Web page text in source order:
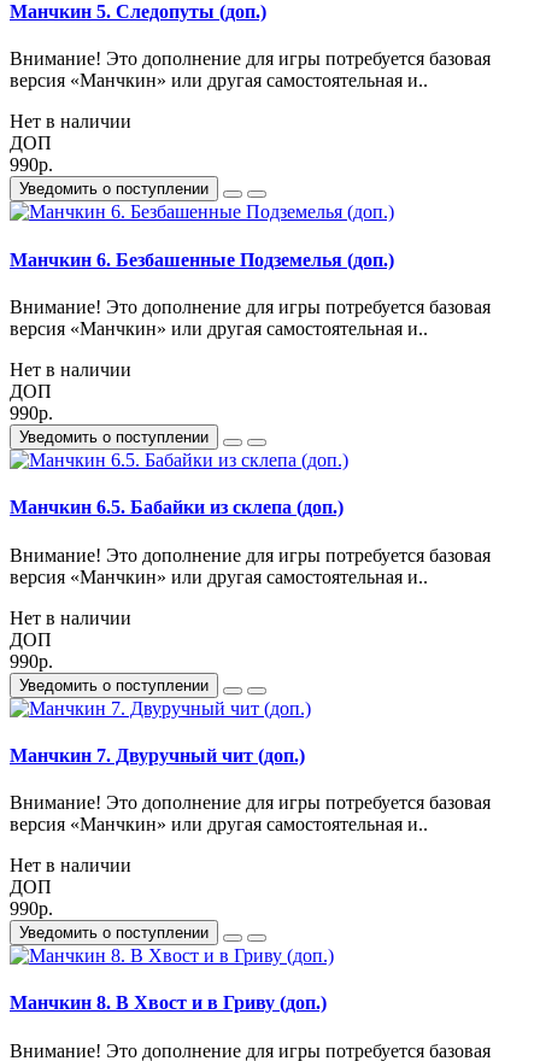
Манчкин 5. Следопуты (доп.)
Внимание! Это дополнение для игры потребуется базовая
версия «Манчкин» или другая самостоятельная и..
Нет в наличии
ДОП
990р.
Уведомить о поступлении
Манчкин 6. Безбашенные Подземелья (доп.)
Внимание! Это дополнение для игры потребуется базовая
версия «Манчкин» или другая самостоятельная и..
Нет в наличии
ДОП
990р.
Уведомить о поступлении
Манчкин 6.5. Бабайки из склепа (доп.)
Внимание! Это дополнение для игры потребуется базовая
версия «Манчкин» или другая самостоятельная и..
Нет в наличии
ДОП
990р.
Уведомить о поступлении
Манчкин 7. Двуручный чит (доп.)
Внимание! Это дополнение для игры потребуется базовая
версия «Манчкин» или другая самостоятельная и..
Нет в наличии
ДОП
990р.
Уведомить о поступлении
Манчкин 8. В Хвост и в Гриву (доп.)
Внимание! Это дополнение для игры потребуется базовая